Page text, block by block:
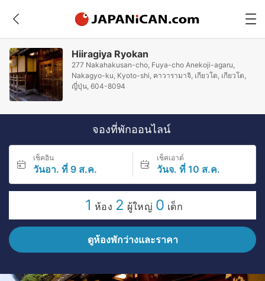
Hiiragiya Ryokan
277 Nakahakusan-cho, Fuya-cho Anekoji-agaru,
Nakagyo-ku, Kyoto-shi, คาวารามาจิ, เกียวโต, เกียวโต,
ญี่ปุ่น, 604-8094
จองที่พักออนไลน์
เช็คอิน
วันอา. ที่ 9 ส.ค.
เช็คเอาต์
วันจ. ที่ 10 ส.ค.
1 ห้อง 2 ผู้ใหญ่ 0 เด็ก
ดูห้องพักว่างและราคา